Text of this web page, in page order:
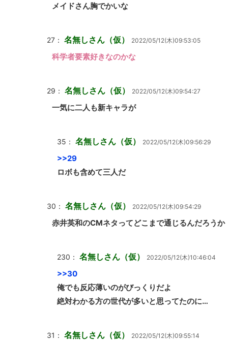
メイドさん胸でかいな
27： 名無しさん（仮） 2022/05/12(木)09:53:05
科学者要素好きなのかな
29： 名無しさん（仮） 2022/05/12(木)09:54:27
一気に二人も新キャラが
35： 名無しさん（仮） 2022/05/12(木)09:56:29
>>29
ロボも含めて三人だ
30： 名無しさん（仮） 2022/05/12(木)09:54:29
赤井英和のCMネタってどこまで通じるんだろうか
230： 名無しさん（仮） 2022/05/12(木)10:46:04
>>30
俺でも反応薄いのがびっくりだよ
絶対わかる方の世代が多いと思ってたのに…
31： 名無しさん（仮） 2022/05/12(木)09:55:14